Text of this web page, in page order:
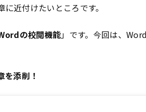
近付けたいところです。
の校閲機能」です。今回は、
添削！